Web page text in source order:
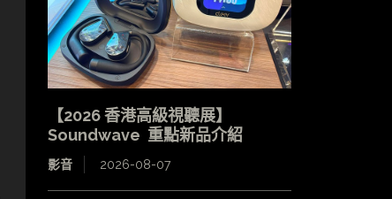
【2026 香港高級視聽展】
Soundwave 重點新品介紹
影音 2026-08-07